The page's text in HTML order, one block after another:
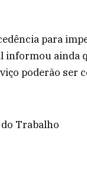
para
informou ainda
poderão ser
Trabalho